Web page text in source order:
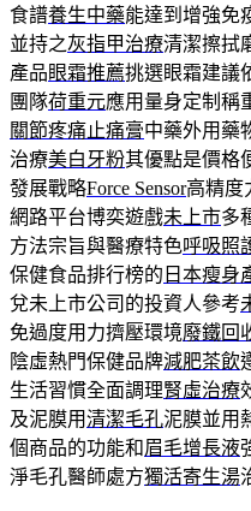
食譜養生中藥能達到增強免
並持之灰指甲治療清潔擦拭
產品眼霜推薦挑選眼霜建議
團隊荷重元應用量身定制稱
關節疼痛止痛膏中藥外用藥
治療美白牙粉其優點是價格
發展戰略Force Sensor高精度
網路平台博奕遊戲未上市多
方法宗旨與醫療特色呼吸照
保健食品排行榜的 日本瘦身
兌未上市公司的投資人參考
免過度用力擠壓環境廢鐵回
陰虛熱門保健品牌減肥茶飲
生活習慣全面調理腎虛治療
及泥膜用清潔毛孔泥膜並用
個商品的功能和眉毛增長液
淨毛孔醫師處方獨活寄生湯